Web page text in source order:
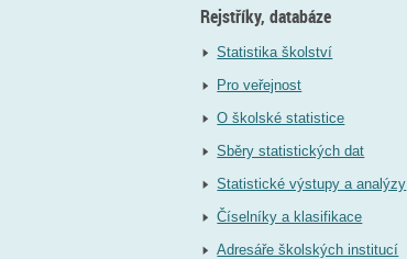
Rejstříky, databáze
Statistika školství
Pro veřejnost
O školské statistice
Sběry statistických dat
Statistické výstupy a analýzy
Číselníky a klasifikace
Adresáře školských institucí